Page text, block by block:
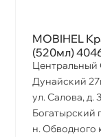
MOBIHEL
(520мл)
Центральный
Дунайский
ул. Салова, д.
Богатырский
н. Обводного